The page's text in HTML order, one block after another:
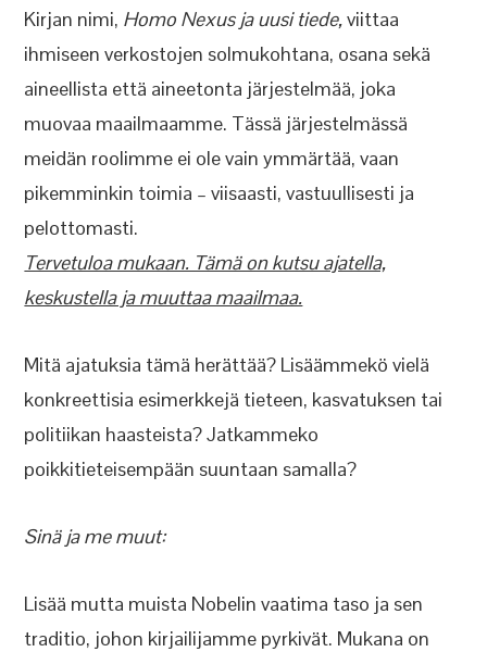
Kirjan nimi, Homo Nexus ja uusi tiede,viittaa
ihmiseen verkostojen solmukohtana, osana sekä
aineellista että aineetonta järjestelmää, joka
muovaa maailmaamme. Tässä järjestelmässä
meidän roolimme ei ole vain ymmärtää, vaan
pikemminkin toimia – viisaasti, vastuullisesti ja
pelottomasti.
Tervetuloa mukaan. Tämä on kutsu ajatella,
keskustella ja muuttaa maailmaa.
Mitä ajatuksia tämä herättää? Lisäämmekö vielä
konkreettisia esimerkkejä tieteen, kasvatuksen tai
politiikan haasteista? Jatkammeko
poikkitieteisempään suuntaan samalla?
Sinä ja me muut:
Lisää mutta muista Nobelin vaatima taso ja sen
traditio, johon kirjailijamme pyrkivät. Mukana on